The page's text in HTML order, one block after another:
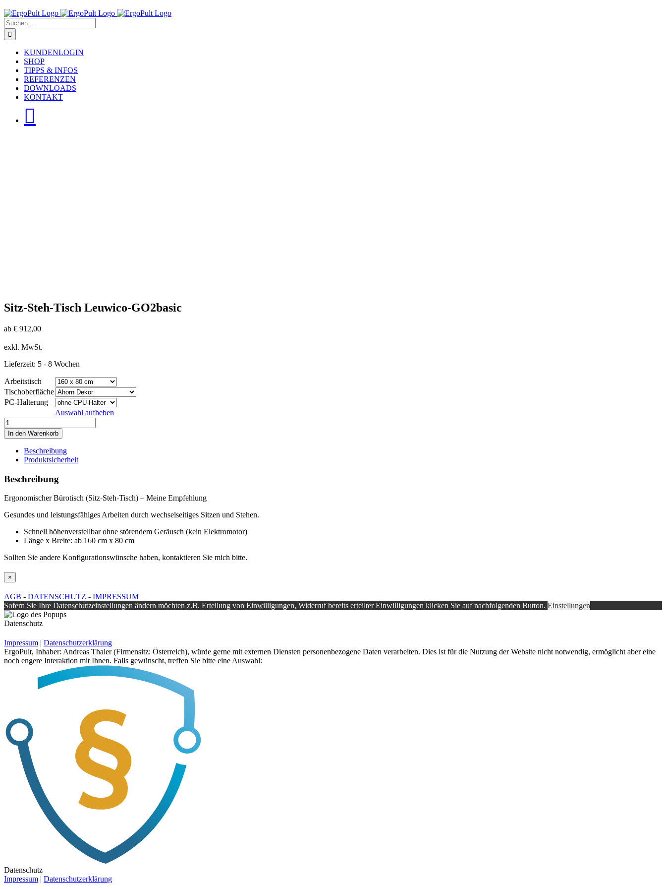
Skip
to
content
Suche
nach:
KUNDENLOGIN
SHOP
TIPPS & INFOS
REFERENZEN
DOWNLOADS
KONTAKT
Sitz-Steh-Tisch Leuwico-GO2basic
ab € 912,00
exkl. MwSt.
Lieferzeit: 5 - 8 Wochen
Arbeitstisch
Tischoberfläche
PC-Halterung
Auswahl aufheben
Sitz-
Steh-
Tisch
Leuwico-
GO2basic
Menge
In den Warenkorb
Beschreibung
Produktsicherheit
Beschreibung
Ergonomischer Bürotisch (Sitz-Steh-Tisch) – Meine Empfehlung
Gesundes und leistungsfähiges Arbeiten durch wechselseitiges Sitzen und Stehen.
Schnell höhenverstellbar ohne störendem Geräusch (kein Elektromotor)
Länge x Breite: ab 160 cm x 80 cm
Sollten Sie andere Konfigurationswünsche haben, kontaktieren Sie mich bitte.
Close
product
view
×
AGB - DATENSCHUTZ - IMPRESSUM
Sofern Sie Ihre Datenschutzeinstellungen ändern möchten z.B. Erteilung von Einwilligungen, Widerruf bereits erteilter Einwilligungen klicken Sie auf nachfolgenden Button. Einstellungen
Datenschutz
Impressum | Datenschutzerklärung
ErgoPult, Inhaber: Andreas Thaler (Firmensitz: Österreich), würde gerne mit externen Diensten personenbezogene Daten verarbeiten. Dies ist für die Nutzung der Website nicht notwendig, ermöglicht aber eine
noch engere Interaktion mit Ihnen. Falls gewünscht, treffen Sie bitte eine Auswahl:
Datenschutz
Impressum | Datenschutzerklärung